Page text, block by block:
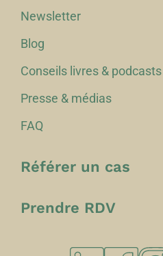
Newsletter
Blog
Conseils livres & podcasts
Presse & médias
FAQ
Référer un cas
Prendre RDV